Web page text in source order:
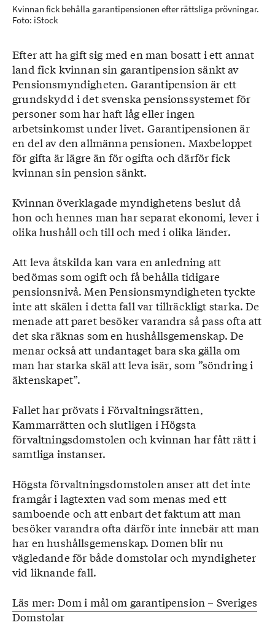
Kvinnan fick behålla garantipensionen efter rättsliga prövningar.
Foto: iStock
Efter att ha gift sig med en man bosatt i ett annat
land fick kvinnan sin garantipension sänkt av
Pensionsmyndigheten. Garantipension är ett
grundskydd i det svenska pensionssystemet för
personer som har haft låg eller ingen
arbetsinkomst under livet. Garantipensionen är
en del av den allmänna pensionen. Maxbeloppet
för gifta är lägre än för ogifta och därför fick
kvinnan sin pension sänkt.
Kvinnan överklagade myndighetens beslut då
hon och hennes man har separat ekonomi, lever i
olika hushåll och till och med i olika länder.
Att leva åtskilda kan vara en anledning att
bedömas som ogift och få behålla tidigare
pensionsnivå. Men Pensionsmyndigheten tyckte
inte att skälen i detta fall var tillräckligt starka. De
menade att paret besöker varandra så pass ofta att
det ska räknas som en hushållsgemenskap. De
menar också att undantaget bara ska gälla om
man har starka skäl att leva isär, som ”söndring i
äktenskapet”.
Fallet har prövats i Förvaltningsrätten,
Kammarrätten och slutligen i Högsta
förvaltningsdomstolen och kvinnan har fått rätt i
samtliga instanser.
Högsta förvaltningsdomstolen anser att det inte
framgår i lagtexten vad som menas med ett
samboende och att enbart det faktum att man
besöker varandra ofta därför inte innebär att man
har en hushållsgemenskap. Domen blir nu
vägledande för både domstolar och myndigheter
vid liknande fall.
Läs mer: Dom i mål om garantipension – Sveriges
Domstolar